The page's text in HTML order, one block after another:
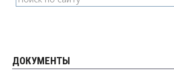
ДОКУМЕНТЫ